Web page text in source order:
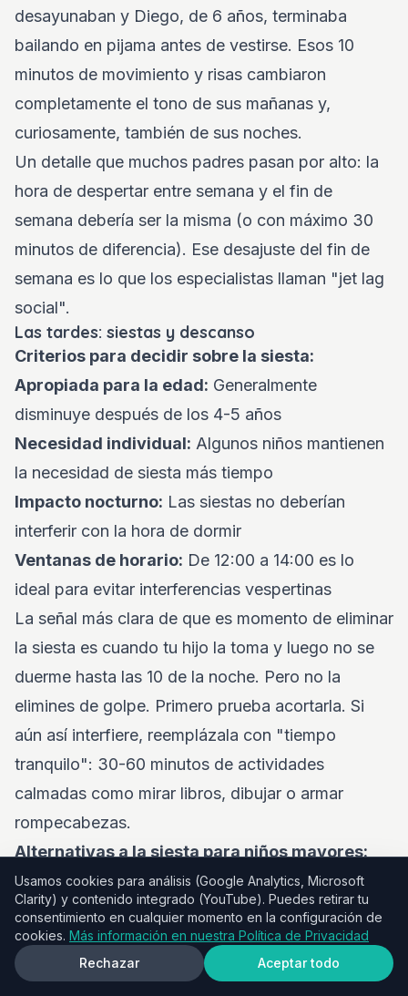
desayunaban y Diego, de 6 años, terminaba
bailando en pijama antes de vestirse. Esos 10
minutos de movimiento y risas cambiaron
completamente el tono de sus mañanas y,
curiosamente, también de sus noches.
Un detalle que muchos padres pasan por alto: la
hora de despertar entre semana y el fin de
semana debería ser la misma (o con máximo 30
minutos de diferencia). Ese desajuste del fin de
semana es lo que los especialistas llaman "jet lag
social".
Las tardes: siestas y descanso
Criterios para decidir sobre la siesta:
Apropiada para la edad: Generalmente
disminuye después de los 4-5 años
Necesidad individual: Algunos niños mantienen
la necesidad de siesta más tiempo
Impacto nocturno: Las siestas no deberían
interferir con la hora de dormir
Ventanas de horario: De 12:00 a 14:00 es lo
ideal para evitar interferencias vespertinas
La señal más clara de que es momento de eliminar
la siesta es cuando tu hijo la toma y luego no se
duerme hasta las 10 de la noche. Pero no la
elimines de golpe. Primero prueba acortarla. Si
aún así interfiere, reemplázala con "tiempo
tranquilo": 30-60 minutos de actividades
calmadas como mirar libros, dibujar o armar
rompecabezas.
Alternativas a la siesta para niños mayores:
Tiempo tranquilo:30-60 minutos de actividad
calmada y no estimulante
Lectura:Independiente o guiada
Actividades creativas:
Dibujo, puzzles o
Usamos cookies para análisis (Google Analytics, Microsoft
Clarity) y contenido integrado (YouTube). Puedes retirar tu
consentimiento en cualquier momento en la configuración de
cookies. Más información en nuestra Política de Privacidad
Rechazar
Aceptar todo